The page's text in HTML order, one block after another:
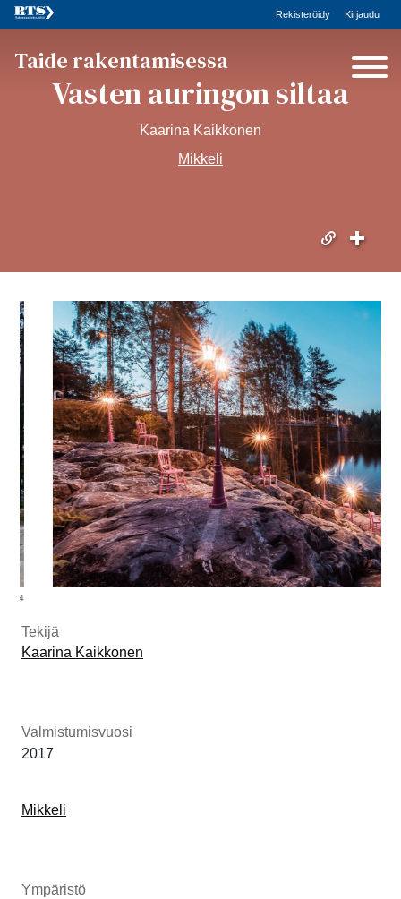
Rekisteröidy Kirjaudu
Taide rakentamisessa
Vasten auringon siltaa
Kaarina Kaikkonen
Mikkeli
Tekijä
Kaarina Kaikkonen
Valmistumisvuosi
2017
Mikkeli
Ympäristö